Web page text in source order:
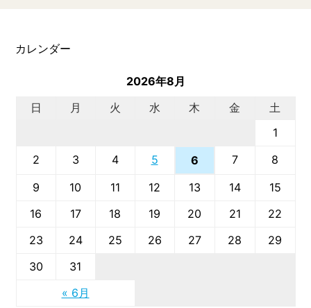
カレンダー
2026年8月
日
月 火 水 木 金 土
« 6月
1
2
3 4 5 6 7
8
9
10 11 12 13 14
15
16
17 18 19 20 21
22
23
24 25 26 27 28
29
30
31